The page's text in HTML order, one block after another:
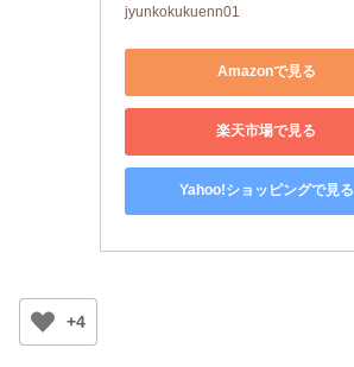
jyunkokukuenn01
Amazonで見る
楽天市場で見る
Yahoo!ショッピングで見る
+4